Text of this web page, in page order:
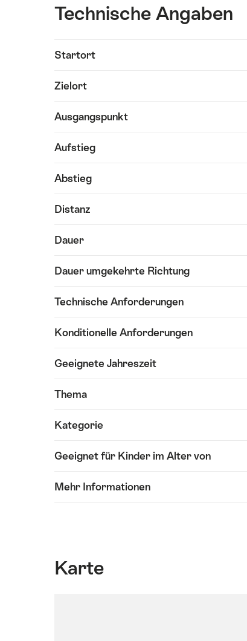
Technische Angaben
Angaben
Startort
Zielort
Ausgangspunkt
Aufstieg
Abstieg
Distanz
Dauer
Dauer umgekehrte Richtung
Technische Anforderungen
Konditionelle Anforderungen
Geeignete Jahreszeit
Thema
Kategorie
Geeignet für Kinder im Alter von
Mehr Informationen
Karte